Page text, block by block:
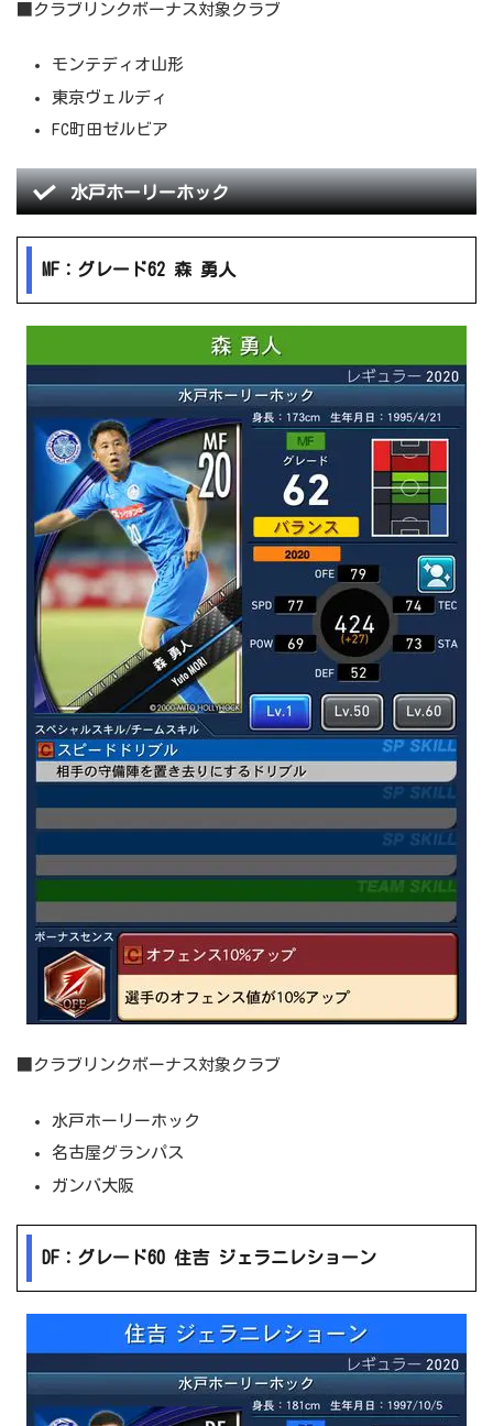
■クラブリンクボーナス対象クラブ
モンテディオ山形
東京ヴェルディ
FC町田ゼルビア
水戸ホーリーホック
MF：グレード62 森 勇人
■クラブリンクボーナス対象クラブ
水戸ホーリーホック
名古屋グランパス
ガンバ大阪
DF：グレード60 住吉 ジェラニレショーン